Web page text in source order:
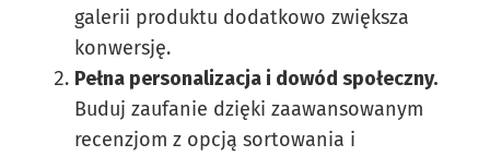
galerii produktu dodatkowo zwiększa
konwersję.
Pełna personalizacja i dowód społeczny.
Buduj zaufanie dzięki zaawansowanym
recenzjom z opcją sortowania i